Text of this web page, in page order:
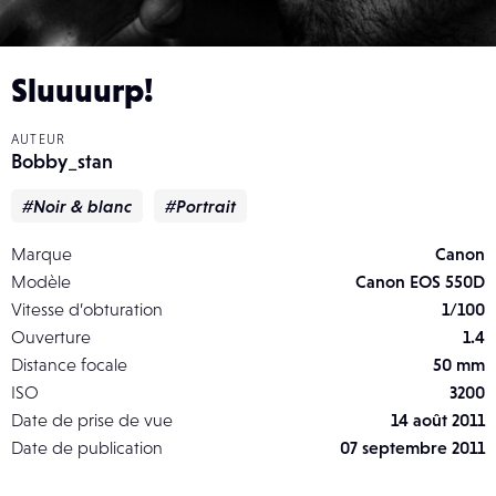
Sluuuurp!
AUTEUR
Bobby_stan
#Noir & blanc #Portrait
Marque
Canon
Modèle
Canon EOS 550D
Vitesse d’obturation
1/100
Ouverture
1.4
Distance focale
50 mm
ISO
3200
Date de prise de vue
14 août 2011
Date de publication
07 septembre 2011